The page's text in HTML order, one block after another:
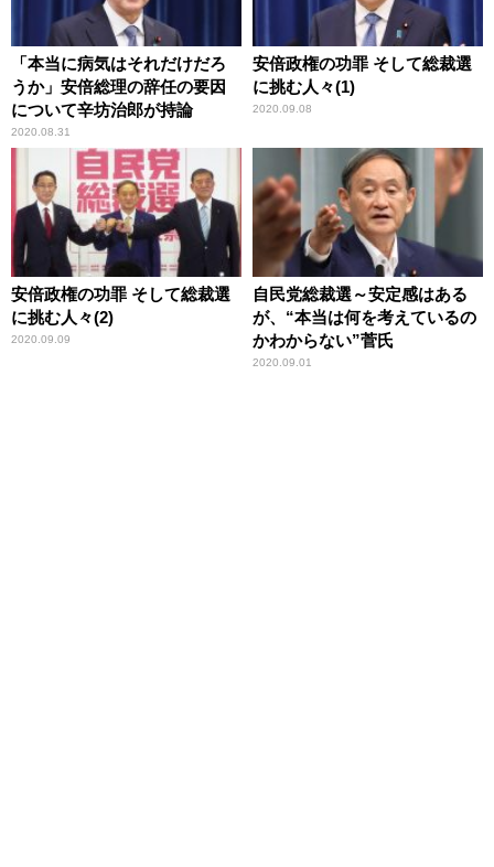
「本当に病気はそれだけだろ
うか」安倍総理の辞任の要因
について辛坊治郎が持論
2020.08.31
安倍政権の功罪 そして総裁選
に挑む人々(1)
2020.09.08
安倍政権の功罪 そして総裁選
に挑む人々(2)
2020.09.09
自民党総裁選～安定感はある
が、“本当は何を考えているの
かわからない”菅氏
2020.09.01